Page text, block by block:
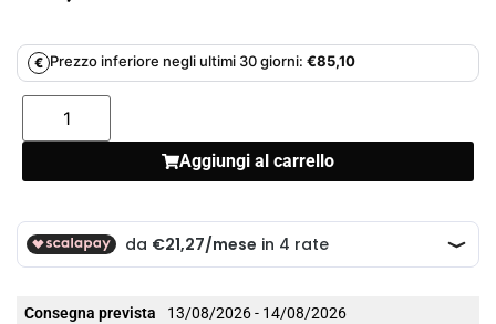
€ Prezzo inferiore negli ultimi 30 giorni: €85,10
Aggiungi al carrello
Consegna prevista 13/08/2026 - 14/08/2026